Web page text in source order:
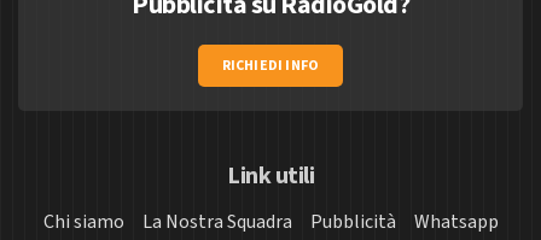
RICHIEDI INFO
Link utili
Chi siamo La Nostra Squadra Pubblicità
Whatsapp